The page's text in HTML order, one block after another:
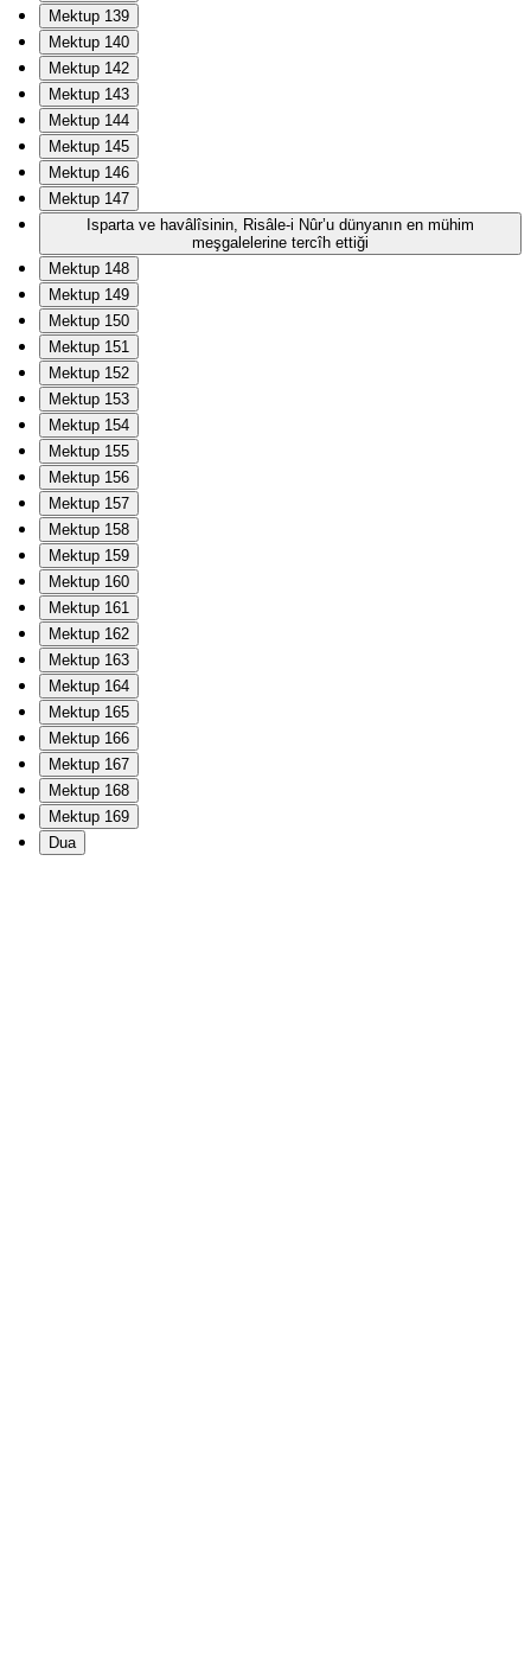
Mektup 139
Mektup 140
Mektup 142
Mektup 143
Mektup 144
Mektup 145
Mektup 146
Mektup 147
Isparta ve havâlîsinin, Risâle-i Nûr’u dünyanın en mühim
meşgalelerine tercîh ettiği
Mektup 148
Mektup 149
Mektup 150
Mektup 151
Mektup 152
Mektup 153
Mektup 154
Mektup 155
Mektup 156
Mektup 157
Mektup 158
Mektup 159
Mektup 160
Mektup 161
Mektup 162
Mektup 163
Mektup 164
Mektup 165
Mektup 166
Mektup 167
Mektup 168
Mektup 169
Dua